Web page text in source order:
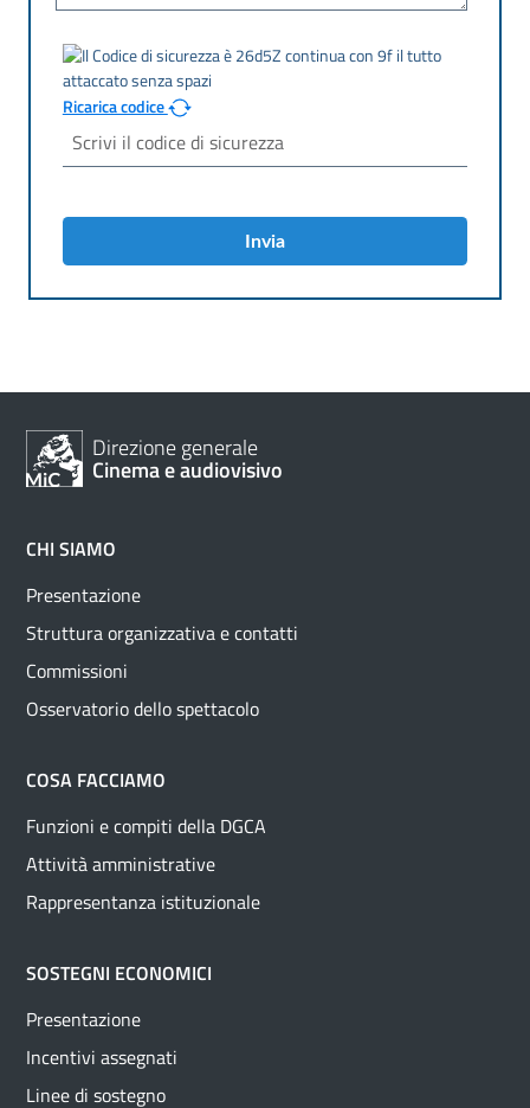
Ricarica codice
Invia
Direzione generale
Cinema e audiovisivo
CHI SIAMO
Presentazione
Struttura organizzativa e contatti
Commissioni
Osservatorio dello spettacolo
COSA FACCIAMO
Funzioni e compiti della DGCA
Attività amministrative
Rappresentanza istituzionale
SOSTEGNI ECONOMICI
Presentazione
Incentivi assegnati
Linee di sostegno